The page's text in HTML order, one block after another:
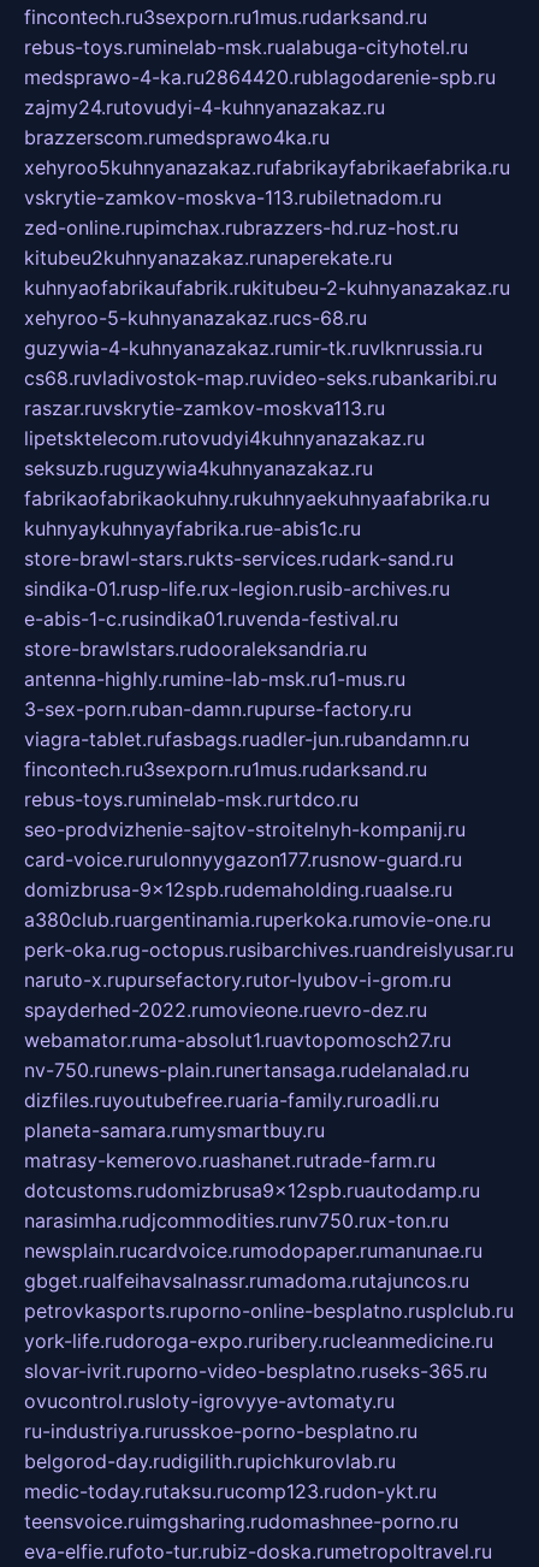
fincontech.ru3sexporn.ru1mus.rudarksand.ru
rebus-toys.ruminelab-msk.rualabuga-cityhotel.ru
medsprawo-4-ka.ru2864420.rublagodarenie-spb.ru
zajmy24.rutovudyi-4-kuhnyanazakaz.ru
brazzerscom.rumedsprawo4ka.ru
xehyroo5kuhnyanazakaz.rufabrikayfabrikaefabrika.ru
vskrytie-zamkov-moskva-113.rubiletnadom.ru
zed-online.rupimchax.rubrazzers-hd.ruz-host.ru
kitubeu2kuhnyanazakaz.runaperekate.ru
kuhnyaofabrikaufabrik.rukitubeu-2-kuhnyanazakaz.ru
xehyroo-5-kuhnyanazakaz.rucs-68.ru
guzywia-4-kuhnyanazakaz.rumir-tk.ruvlknrussia.ru
cs68.ruvladivostok-map.ruvideo-seks.rubankaribi.ru
raszar.ruvskrytie-zamkov-moskva113.ru
lipetsktelecom.rutovudyi4kuhnyanazakaz.ru
seksuzb.ruguzywia4kuhnyanazakaz.ru
fabrikaofabrikaokuhny.rukuhnyaekuhnyaafabrika.ru
kuhnyaykuhnyayfabrika.rue-abis1c.ru
store-brawl-stars.rukts-services.rudark-sand.ru
sindika-01.rusp-life.rux-legion.rusib-archives.ru
e-abis-1-c.rusindika01.ruvenda-festival.ru
store-brawlstars.rudooraleksandria.ru
antenna-highly.rumine-lab-msk.ru1-mus.ru
3-sex-porn.ruban-damn.rupurse-factory.ru
viagra-tablet.rufasbags.ruadler-jun.rubandamn.ru
fincontech.ru3sexporn.ru1mus.rudarksand.ru
rebus-toys.ruminelab-msk.rurtdco.ru
seo-prodvizhenie-sajtov-stroitelnyh-kompanij.ru
card-voice.rurulonnyygazon177.rusnow-guard.ru
domizbrusa-9x12spb.rudemaholding.ruaalse.ru
a380club.ruargentinamia.ruperkoka.rumovie-one.ru
perk-oka.rug-octopus.rusibarchives.ruandreislyusar.ru
naruto-x.rupursefactory.rutor-lyubov-i-grom.ru
spayderhed-2022.rumovieone.ruevro-dez.ru
webamator.ruma-absolut1.ruavtopomosch27.ru
nv-750.runews-plain.runertansaga.rudelanalad.ru
dizfiles.ruyoutubefree.ruaria-family.ruroadli.ru
planeta-samara.rumysmartbuy.ru
matrasy-kemerovo.ruashanet.rutrade-farm.ru
dotcustoms.rudomizbrusa9x12spb.ruautodamp.ru
narasimha.rudjcommodities.runv750.rux-ton.ru
newsplain.rucardvoice.rumodopaper.rumanunae.ru
gbget.rualfeihavsalnassr.rumadoma.rutajuncos.ru
petrovkasports.ruporno-online-besplatno.rusplclub.ru
york-life.rudoroga-expo.ruribery.rucleanmedicine.ru
slovar-ivrit.ruporno-video-besplatno.ruseks-365.ru
ovucontrol.rusloty-igrovyye-avtomaty.ru
ru-industriya.rurusskoe-porno-besplatno.ru
belgorod-day.rudigilith.rupichkurovlab.ru
medic-today.rutaksu.rucomp123.rudon-ykt.ru
teensvoice.ruimgsharing.rudomashnee-porno.ru
eva-elfie.rufoto-tur.rubiz-doska.rumetropoltravel.ru